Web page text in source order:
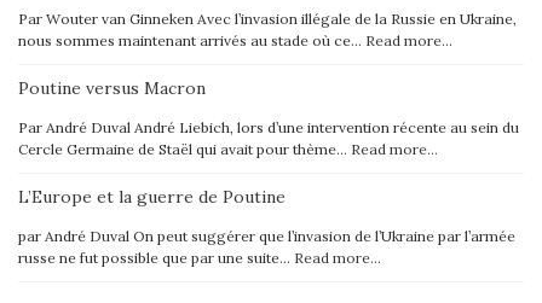
Par Wouter van Ginneken Avec l’invasion illégale de la Russie en Ukraine,
nous sommes maintenant arrivés au stade où ce… Read more…
Poutine versus Macron
Par André Duval André Liebich, lors d’une intervention récente au sein du
Cercle Germaine de Staël qui avait pour thème… Read more…
L’Europe et la guerre de Poutine
par André Duval On peut suggérer que l’invasion de l’Ukraine par l’armée
russe ne fut possible que par une suite… Read more…